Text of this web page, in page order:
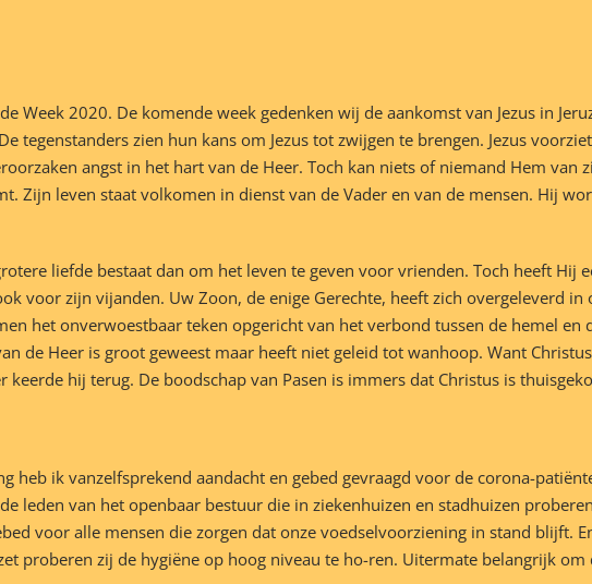
Week 2020. De komende week gedenken wij de aankomst van Jezus in
tegenstanders zien hun kans om Jezus tot zwijgen te brengen. Jezus
angst in het hart van de Heer. Toch kan niets of niemand Hem van
Zijn leven staat volkomen in dienst van de Vader en van de mensen. Hij
liefde bestaat dan om het leven te geven voor vrienden. Toch heeft
voor zijn vijanden. Uw Zoon, de enige Gerechte, heeft zich overgeleverd in
het onverwoestbaar teken opgericht van het verbond tussen de hemel en
de Heer is groot geweest maar heeft niet geleid tot wanhoop. Want
keerde hij terug. De boodschap van Pasen is immers dat Christus is
heb ik vanzelfsprekend aandacht en gebed gevraagd voor de corona-
leden van het openbaar bestuur die in ziekenhuizen en stadhuizen
voor alle mensen die zorgen dat onze voedselvoorziening in stand blijft.
proberen zij de hygiëne op hoog niveau te ho-ren. Uitermate belangrijk